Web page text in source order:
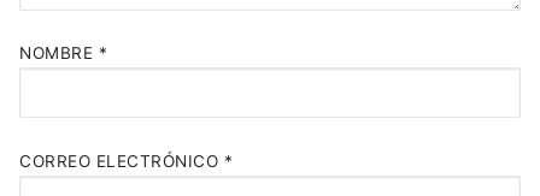
NOMBRE *
CORREO ELECTRÓNICO *